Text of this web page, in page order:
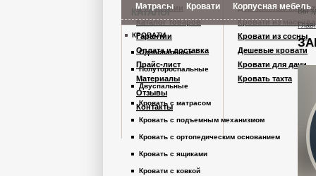
Матрасы Кровати Корпусная мебель
Шкафы Кардинал
Шкафы из дерева
Комоды
Вы
КАТАЛОГ
КРОВАТИ
Односпальные
Полутороспальные
Двуспальные
Кровать с матрасом
Кровать с подъемным механизмом
Кровать с ортопедическим основанием
Кровать с ящиками
Кровати с ковкой
О компании
Каталог товаров
Гарантии
Оплата и доставка
Прайс-лист
Материалы
Отзывы
Контакты
Деревянные
Кровати из массива
Кровати из сосны
Дешевые кровати
Кровати для дачи
Кровать тахта